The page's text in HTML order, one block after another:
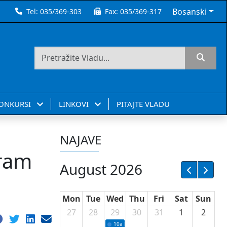
Tel:035/369-303 Fax:035/369-317 Bosanski
LINKOVI PITAJTE VLADU
NAJAVE
August 2026
Mon Tue Wed Thu Fri Sat
Sun
27
28 29
10a Potpisivanje ugovora sa neprofitnim
30 31 1 2